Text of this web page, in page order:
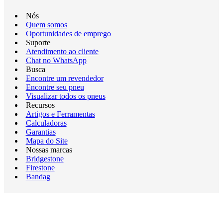
Nós
Quem somos
Oportunidades de emprego
Suporte
Atendimento ao cliente
Chat no WhatsApp
Busca
Encontre um revendedor
Encontre seu pneu
Visualizar todos os pneus
Recursos
Artigos e Ferramentas
Calculadoras
Garantias
Mapa do Site
Nossas marcas
Bridgestone
Firestone
Bandag